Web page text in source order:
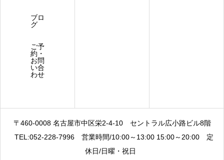
ブロ
グ
ご予
約・
お問
い合
わせ
〒460-0008 名古屋市中区栄2-4-10
セントラル広小路ビル8階
TEL:052-228-7996
営業時間/10:00～13:00 15:00～20:00
定
休日/日曜・祝日